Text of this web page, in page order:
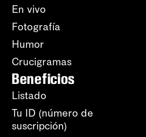
En vivo
Fotografía
Humor
Crucigramas
Beneficios
Listado
Tu ID (número de
suscripción)